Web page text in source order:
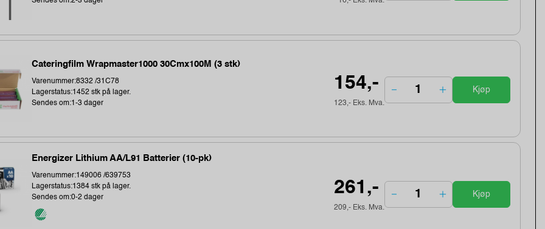
Cateringfilm Wrapmaster1000 30Cmx100M (3 stk)
Varenummer:8332 /31C78
Lagerstatus:1452 stk på lager.
Sendes om:1-3 dager
154,-
123,- Eks. Mva.
Kjøp
Energizer Lithium AA/L91 Batterier (10-pk)
Varenummer:149006 /639753
Lagerstatus:1384 stk på lager.
Sendes om:0-2 dager
261,-
209,- Eks. Mva.
Kjøp